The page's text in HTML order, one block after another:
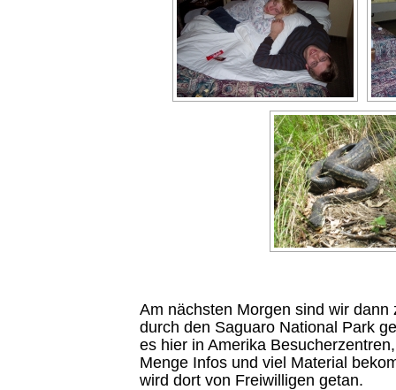
Am nächsten Morgen sind wir dann
durch den Saguaro National Park
es hier in Amerika
Menge Infos und viel Material
wird dort von Freiwilligen getan.